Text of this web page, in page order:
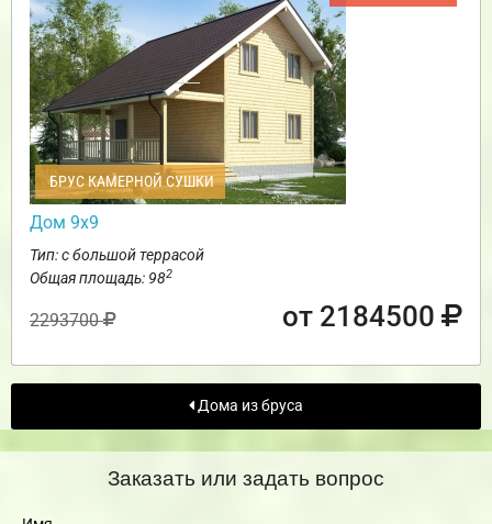
БРУС КАМЕРНОЙ СУШКИ
Дом 9х9
Тип: с большой террасой
Общая площадь: 982
2293700 от 2184500
Дома из бруса
Заказать или задать вопрос